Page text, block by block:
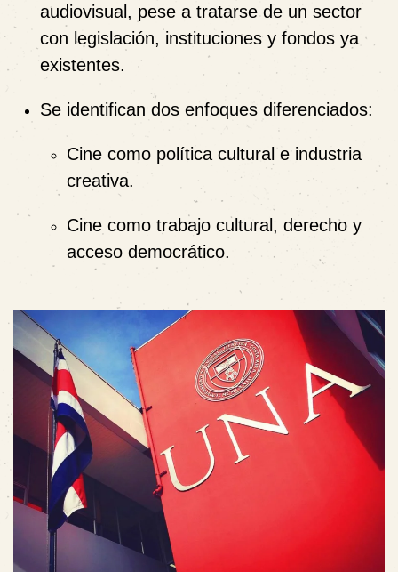
audiovisual, pese a tratarse de un sector
con legislación, instituciones y fondos ya
existentes.
Se identifican dos enfoques diferenciados:
Cine como política cultural e industria
creativa.
Cine como trabajo cultural, derecho y
acceso democrático.